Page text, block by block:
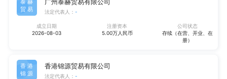
泰赫
贸易
广州泰赫贸易有限公司
法定代表人： -
成立日期
2026-08-03
注册资本
5.00万人民币
公司状态
存续（在营、开业、在
册）
香港
锦源
香港锦源贸易有限公司
法定代表人： -